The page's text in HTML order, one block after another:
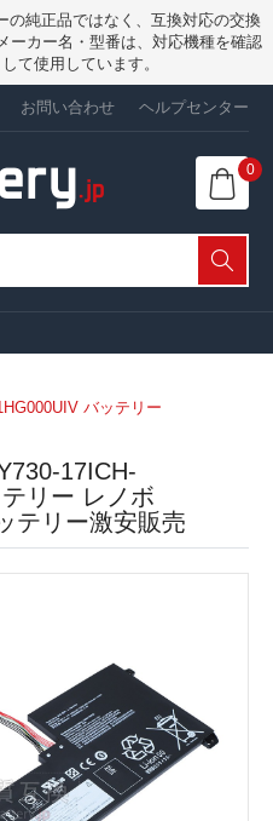
の純正品ではなく、互換対応の交換
ーカー名・型番は、対応機種を確認
て使用しています。
お問い合わせ ヘルプセンター
0
バッテリー
17ICH-
リー レノボ
テリー激安販売